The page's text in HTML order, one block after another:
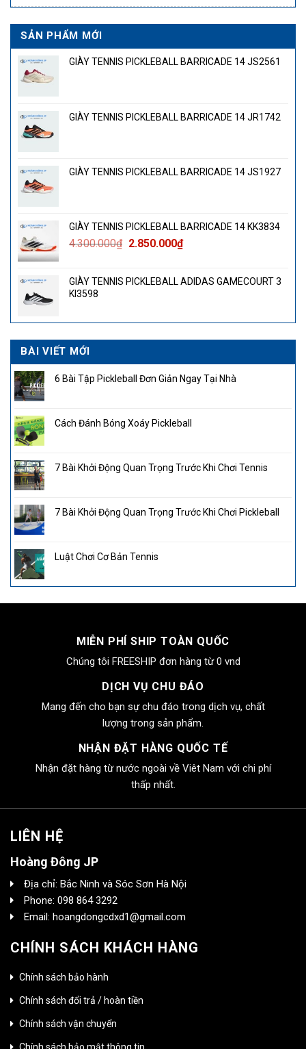
SẢN PHẨM MỚI
GIÀY TENNIS PICKLEBALL BARRICADE 14 JS2561
GIÀY TENNIS PICKLEBALL BARRICADE 14 JR1742
GIÀY TENNIS PICKLEBALL BARRICADE 14 JS1927
GIÀY TENNIS PICKLEBALL BARRICADE 14 KK3834
4.300.000₫ Giá
4.300.000₫.
2.850.000₫Giá
là:
GIÀY TENNIS PICKLEBALL ADIDAS GAMECOURT 3
KI3598
BÀI VIẾT MỚI
6 Bài Tập Pickleball Đơn Giản Ngay Tại Nhà
Cách Đánh Bóng Xoáy Pickleball
7 Bài Khởi Động Quan Trọng Trước Khi Chơi Tennis
7 Bài Khởi Động Quan Trọng Trước Khi Chơi Pickleball
Luật Chơi Cơ Bản Tennis
MIỄN PHÍ SHIP TOÀN QUỐC
Chúng tôi FREESHIP đơn hàng từ 0 vnd
DỊCH VỤ CHU ĐÁO
Mang đến cho bạn sự chu đáo trong dịch vụ, chất
lượng trong sản phẩm.
NHẬN ĐẶT HÀNG QUỐC TẾ
Nhận đặt hàng từ nước ngoài về Viêt Nam với chi phí
thấp nhất.
LIÊN HỆ
Hoàng Đông JP
Địa chỉ: Bắc Ninh và Sóc Sơn Hà Nội
Phone: 098 864 3292
Email: hoangdongcdxd1@gmail.com
CHÍNH SÁCH KHÁCH HÀNG
Chính sách bảo hành
Chính sách đổi trả / hoàn tiền
Chính sách vận chuyển
Chính sách bảo mật thông tin